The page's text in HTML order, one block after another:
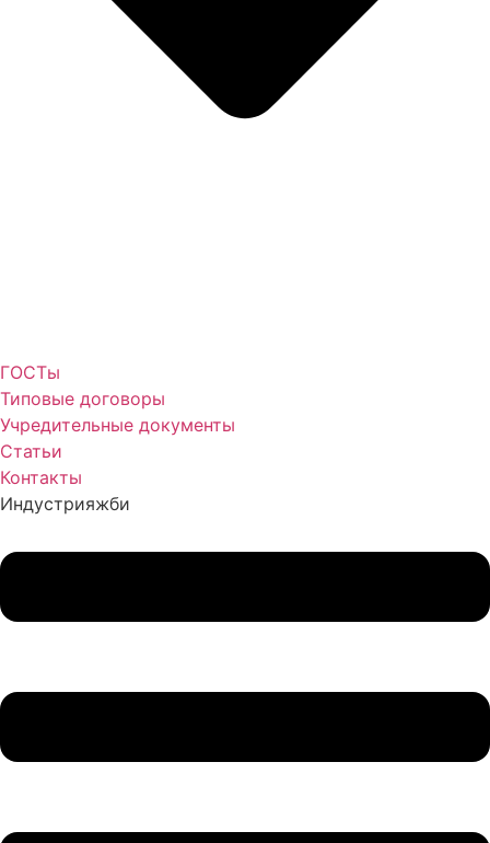
ГОСТы
Типовые договоры
Учредительные документы
Статьи
Контакты
Индустрияжби